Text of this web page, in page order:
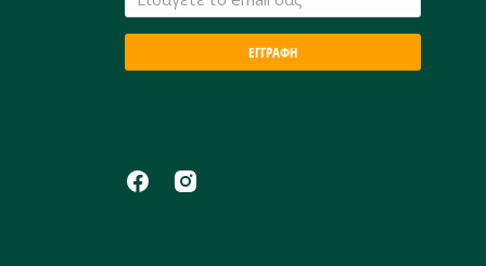
ΕΓΓΡΑΦΗ